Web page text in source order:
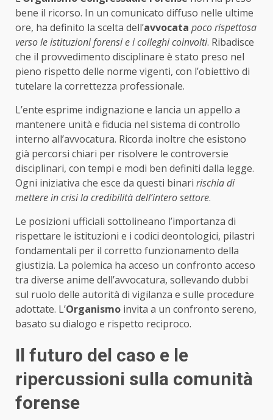
bene il ricorso. In un comunicato diffuso nelle ultime
ore, ha definito la scelta dell’avvocata poco rispettosa
verso le istituzioni forensi e i colleghi coinvolti. Ribadisce
che il provvedimento disciplinare è stato preso nel
pieno rispetto delle norme vigenti, con l’obiettivo di
tutelare la correttezza professionale.
L’ente esprime indignazione e lancia un appello a
mantenere unità e fiducia nel sistema di controllo
interno all’avvocatura. Ricorda inoltre che esistono
già percorsi chiari per risolvere le controversie
disciplinari, con tempi e modi ben definiti dalla legge.
Ogni iniziativa che esce da questi binari rischia di
mettere in crisi la credibilità dell’intero settore.
Le posizioni ufficiali sottolineano l’importanza di
rispettare le istituzioni e i codici deontologici, pilastri
fondamentali per il corretto funzionamento della
giustizia. La polemica ha acceso un confronto acceso
tra diverse anime dell’avvocatura, sollevando dubbi
sul ruolo delle autorità di vigilanza e sulle procedure
adottate. L’Organismo invita a un confronto sereno,
basato su dialogo e rispetto reciproco.
Il futuro del caso e le
ripercussioni sulla comunità
forense